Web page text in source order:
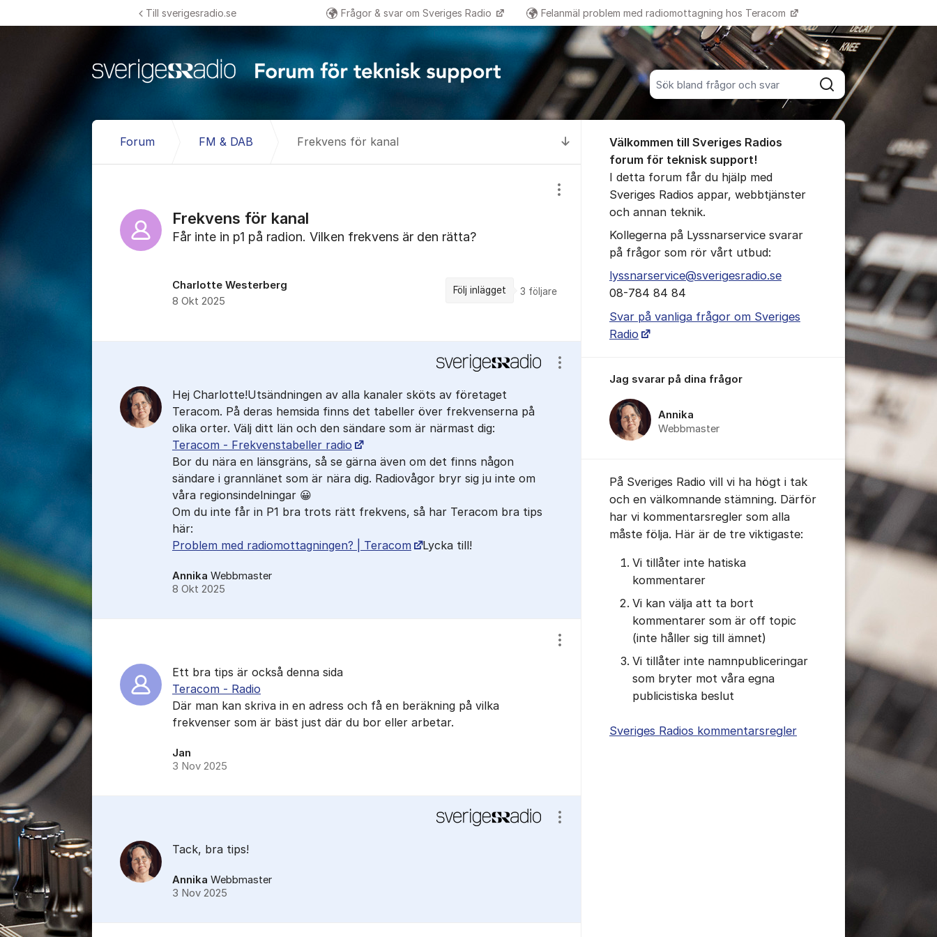
Sök bland alla inlägg
Sök
Till sverigesradio.se Frågor & svar om Sveriges Radio Felanmäl problem med radiomottagning hos Teracom Fler supportlänkar
Till senaste kommentaren
Forum FM & DAB Frekvens för kanal
Frekvens för kanal
Visa/dölj inställningar för inlägg/kommentar
Får inte in p1 på radion. Vilken frekvens är den rätta?
Charlotte Westerberg
8 Okt 2025
Följ inlägget 3 följare
Hej Charlotte!Utsändningen av alla kanaler sköts av företaget
Teracom. På deras hemsida finns det tabeller över frekvenserna på
olika orter. Välj ditt län och den sändare som är närmast dig:
Teracom - Frekvenstabeller radio
Bor du nära en länsgräns, så se gärna även om det finns någon
sändare i grannlänet som är nära dig. Radiovågor bryr sig ju inte om
våra regionsindelningar 😀
Om du inte får in P1 bra trots rätt frekvens, så har Teracom bra tips
här:
Problem med radiomottagningen? | Teracom
Lycka till!
Annika Webbmaster
8 Okt 2025
Visa/dölj inställningar för inlägg/kommentar
Ett bra tips är också denna sida
Teracom - Radio
Där man kan skriva in en adress och få en beräkning på vilka
frekvenser som är bäst just där du bor eller arbetar.
Jan
3 Nov 2025
Visa/dölj inställningar för inlägg/kommentar
Tack, bra tips!
Annika Webbmaster
3 Nov 2025
Visa/dölj inställningar för inlägg/kommentar
Välkommen till Sveriges Radios
forum för teknisk support!
I detta forum får du hjälp med
Sveriges Radios appar, webbtjänster
och annan teknik.
Kollegerna på Lyssnarservice svarar
på frågor som rör vårt utbud:
lyssnarservice@sverigesradio.se
08-784 84 84
Svar på vanliga frågor om Sveriges
Radio
Jag svarar på dina frågor
Annika
Webbmaster
På Sveriges Radio vill vi ha högt i tak
och en välkomnande stämning. Därför
har vi kommentarsregler som alla
måste följa. Här är de tre viktigaste:
Vi tillåter inte hatiska
kommentarer
Vi kan välja att ta bort
kommentarer som är off topic
(inte håller sig till ämnet)
Vi tillåter inte namnpubliceringar
som bryter mot våra egna
publicistiska beslut
Sveriges Radios kommentarsregler